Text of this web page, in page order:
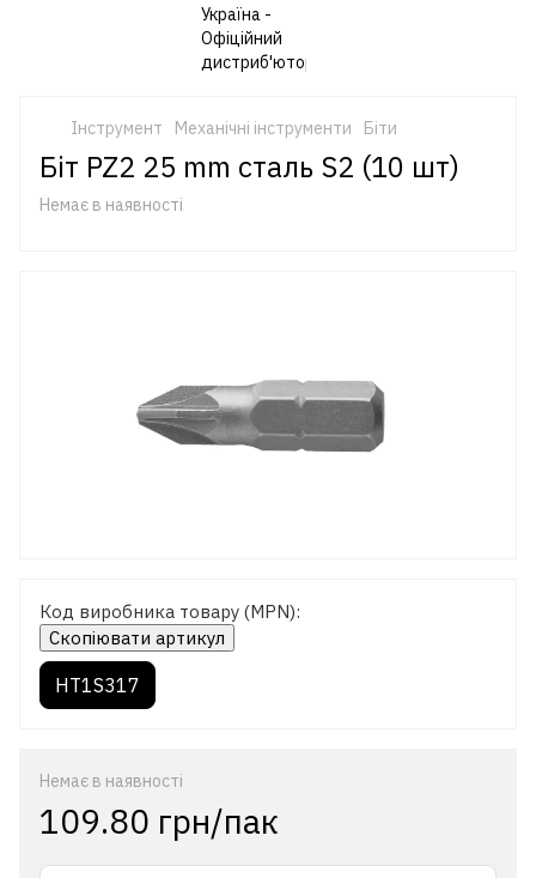
Інструмент Механічні інструменти Біти
Біт PZ2 25 mm сталь S2 (10 шт)
Немає в наявності
Код виробника товару (MPN):
Скопіювати артикул
HT1S317
Немає в наявності
109.80 грн/пак